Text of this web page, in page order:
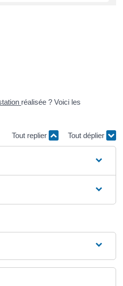
réalisée ? Voici les
Tout replier Tout déplier